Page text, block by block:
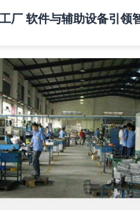
厂 软件与辅助设备引领